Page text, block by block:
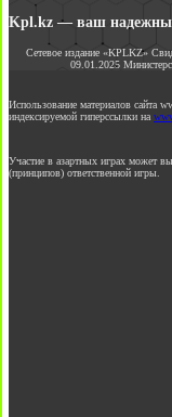
Kpl.kz — ваш надежный
Сетевое издание «KPLKZ»
09.01.2025
Использование материалов сайта
индексируемой гиперссылки на
Участие в азартных играх может
(принципов) ответственной игры.